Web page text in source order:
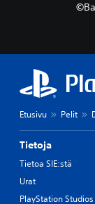
Etusivu Pelit
Tietoja
Tietoa SIE:stä
Urat
PlayStation Studios